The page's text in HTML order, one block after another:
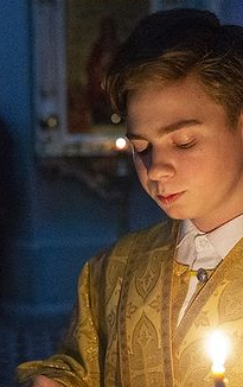
Георгий Победоносец. Научись у
святого
Роман Котов